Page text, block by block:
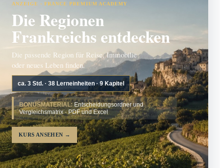
ANZEIGE · FRANCE PREMIUM ACADEMY
Die Regionen
Frankreichs entdecken
Die passende Region für Reise, Immobilie
oder neues Leben finden.
ca. 3 Std. · 38 Lerneinheiten · 9 Kapitel
BONUSMATERIAL:Entscheidungsordner und
Vergleichsmatrix · PDF und Excel
KURS ANSEHEN →